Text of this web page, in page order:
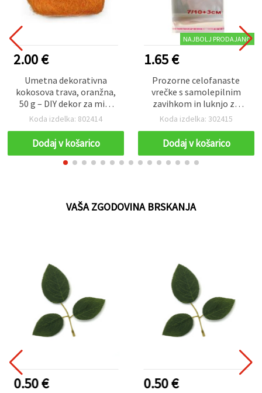
2.00 €
Umetna dekorativna
kokosova trava, oranžna,
50 g – DIY dekor za mini
vrtove in miniature
Koda izdelka: 802414
Dodaj v košarico
NAJBOLJ PRODAJANO
1.65 €
Prozorne celofanaste
vrečke s samolepilnim
zavihkom in luknjo za
obešanje, 7x10+3 cm, 30
kosov za urejeno in
priročno pakiranje
Koda izdelka: 302415
Dodaj v košarico
VAŠA ZGODOVINA BRSKANJA
0.50 € 0.50 €